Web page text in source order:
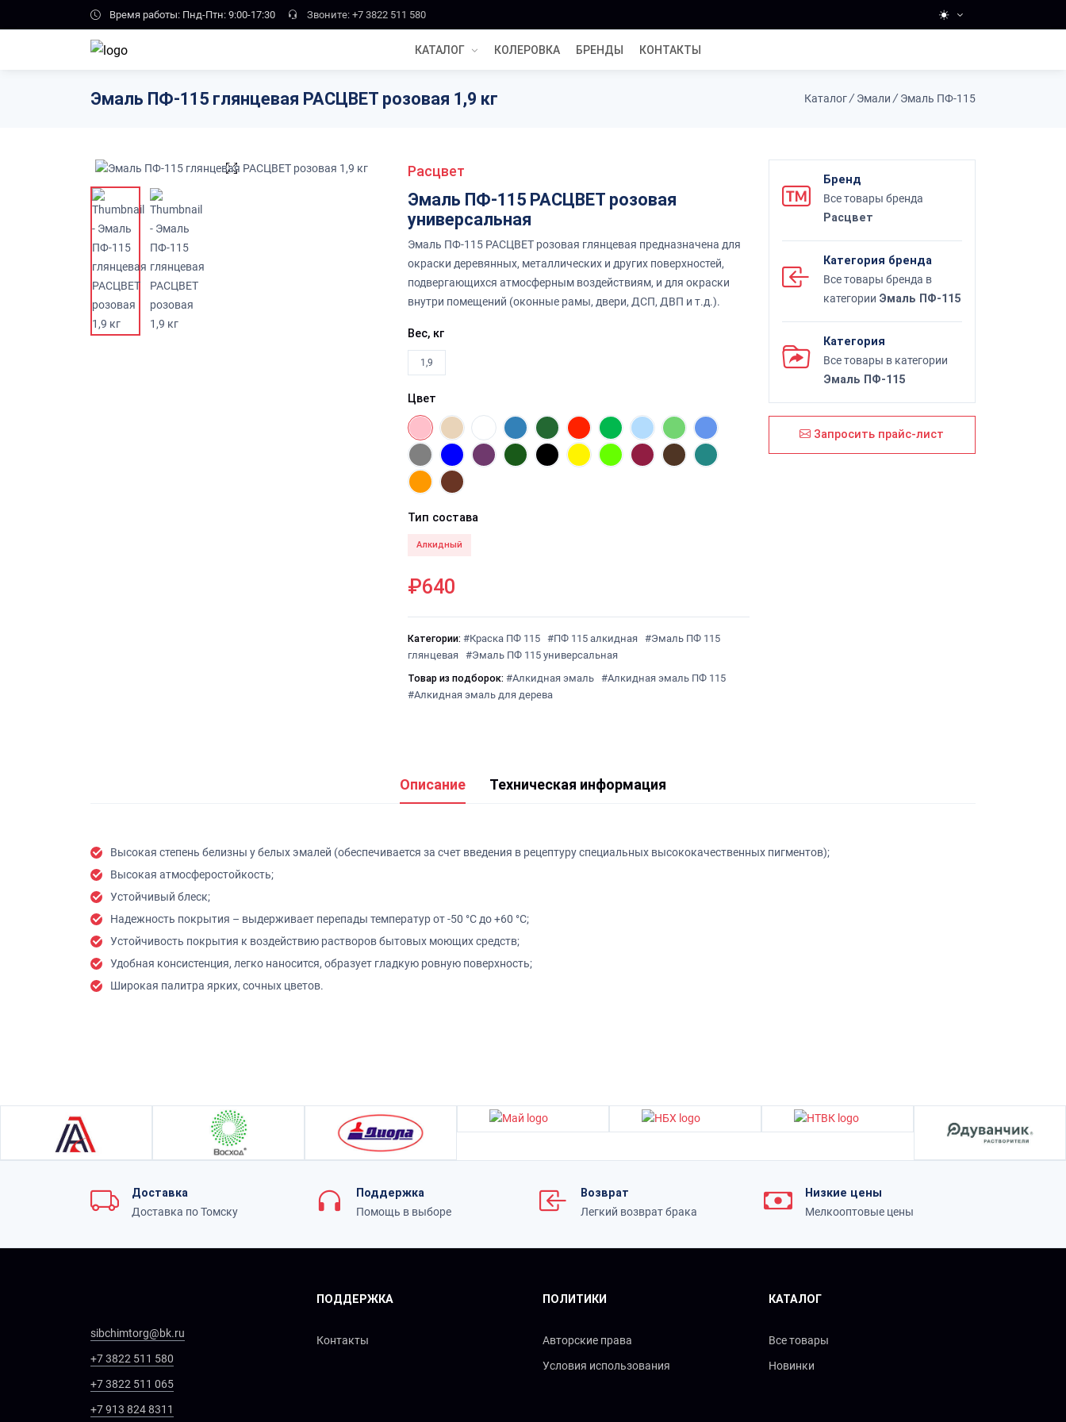
Skip to main content Время работы: Пнд-Птн: 9:00-17:30 Звоните: +7 3822 511 580
КАТАЛОГ КОЛЕРОВКА БРЕНДЫ КОНТАКТЫ
Эмаль ПФ-115 глянцевая РАСЦВЕТ розовая 1,9 кг Каталог/ Эмали / Эмаль ПФ-115
Расцвет
Эмаль ПФ-115 РАСЦВЕТ розовая
универсальная
Эмаль ПФ-115 РАСЦВЕТ розовая глянцевая предназначена для
окраски деревянных, металлических и других поверхностей,
подвергающихся атмосферным воздействиям, и для окраски
внутри помещений (оконные рамы, двери, ДСП, ДВП и т.д.).
Вес, кг
1,9
Цвет
Тип состава
Алкидный
₽640
Категории: #Краска ПФ 115 #ПФ 115 алкидная
#Эмаль ПФ 115
глянцевая
#Эмаль ПФ 115 универсальная
Товар из подборок: #Алкидная эмаль
#Алкидная эмаль ПФ 115
#Алкидная эмаль для дерева
Бренд
Все товары бренда
Расцвет
Категория бренда
Все товары бренда в
категории Эмаль ПФ-115
Категория
Все товары в категории
Эмаль ПФ-115
Запросить прайс-лист
Описание Техническая информация
Высокая степень белизны у белых эмалей (обеспечивается за счет введения в рецептуру специальных высококачественных пигментов);
Высокая атмосферостойкость;
Устойчивый блеск;
Надежность покрытия – выдерживает перепады температур от -50 °С до +60 °С;
Устойчивость покрытия к воздействию растворов бытовых моющих средств;
Удобная консистенция, легко наносится, образует гладкую ровную поверхность;
Широкая палитра ярких, сочных цветов.
Доставка
Доставка по Томску
Поддержка
Помощь в выборе
Возврат
Легкий возврат брака
Низкие цены
Мелкооптовые цены
sibchimtorg@bk.ru
+7 3822 511 580
+7 3822 511 065
+7 913 824 8311
ПОДДЕРЖКА
Контакты
ПОЛИТИКИ
Авторские права
Условия использования
КАТАЛОГ
Все товары
Новинки